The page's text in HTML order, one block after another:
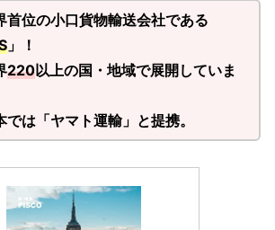
首位の小口貨物輸送会社である
」！
220以上の国・地域で展開していま
では「ヤマト運輸」と提携。